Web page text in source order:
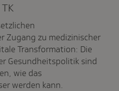
Zugang zu medizinischer
Transformation: Die
Gesundheitspolitik sind
wie das
werden kann.